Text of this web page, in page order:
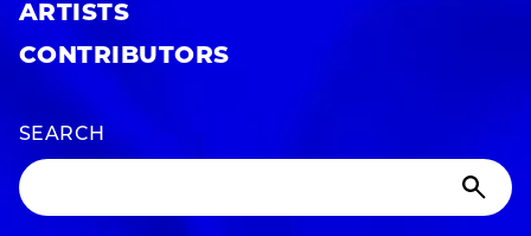
ARTISTS
CONTRIBUTORS
SEARCH